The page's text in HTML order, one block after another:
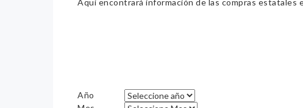
Aquí encontrará información de las compras estatales
Año